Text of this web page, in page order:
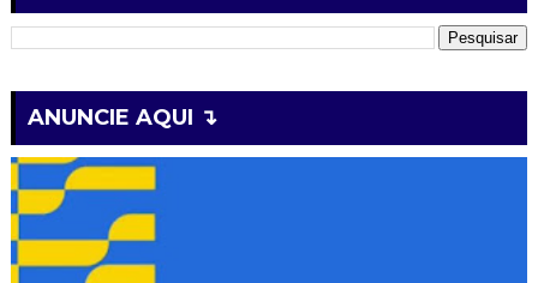
ANUNCIE AQUI ↴